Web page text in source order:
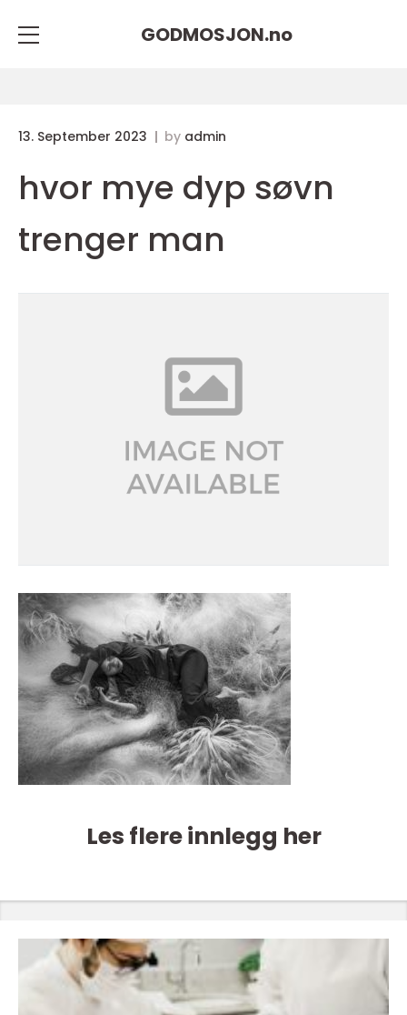
GODMOSJON.no
13. September 2023 by admin
hvor mye dyp søvn
trenger man
Les flere innlegg her